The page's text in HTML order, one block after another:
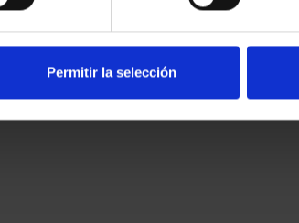
Permitir la selección